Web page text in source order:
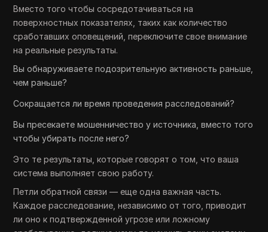
Вместо того чтобы сосредотачиваться на
поверхностных показателях, таких как количество
сработавших оповещений, переключите свое внимание
на реальные результаты.
Вы обнаруживаете подозрительную активность раньше,
чем раньше?
Сокращается ли время проведения расследований?
Вы пресекаете мошенничество у источника, вместо того
чтобы убирать после него?
Это те результаты, которые говорят о том, что ваша
система выполняет свою работу.
Петли обратной связи — еще одна важная часть.
Каждое расследование, независимо от того, приводит
ли оно к подтвержденной угрозе или ложному